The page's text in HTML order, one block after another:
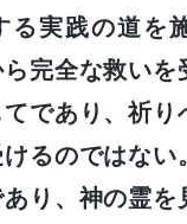
る実践の道を
完全な救いを
であり、祈り
るのではない
り、神の霊を